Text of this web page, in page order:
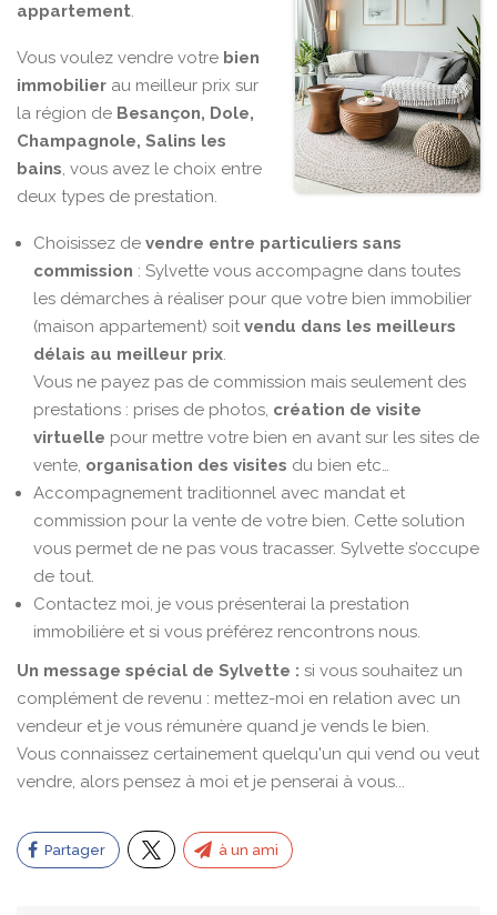
appartement.
Vous voulez vendre votre bien
immobilier au meilleur prix sur
la région de Besançon, Dole,
Champagnole, Salins les
bains, vous avez le choix entre
deux types de prestation.
Choisissez de vendre entre particuliers sans
commission : Sylvette vous accompagne dans toutes
les démarches à réaliser pour que votre bien immobilier
(maison appartement) soit vendu dans les meilleurs
délais au meilleur prix.
Vous ne payez pas de commission mais seulement des
prestations : prises de photos, création de visite
virtuelle pour mettre votre bien en avant sur les sites de
vente, organisation des visites du bien etc…
Accompagnement traditionnel avec mandat et
commission pour la vente de votre bien. Cette solution
vous permet de ne pas vous tracasser. Sylvette s’occupe
de tout.
Contactez moi, je vous présenterai la prestation
immobilière et si vous préférez rencontrons nous.
Un message spécial de Sylvette : si vous souhaitez un
complément de revenu : mettez-moi en relation avec un
vendeur et je vous rémunère quand je vends le bien.
Vous connaissez certainement quelqu'un qui vend ou veut
vendre, alors pensez à moi et je penserai à vous...
Partager à un ami